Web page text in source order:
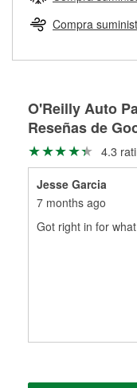
Herramientas de
pueden ser
partes de
Rectificación de
Compra
O'Reilly Auto
Reseñas de
4.3
Jesse Garcia
7 months ago
Got right in for